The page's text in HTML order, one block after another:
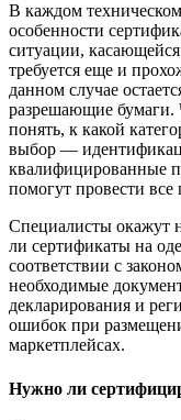
В каждом
особенности
ситуации,
требуется еще и
данном случае
разрешающие бумаги.
понять, к какой
выбор —
квалифицированные
помогут провести все
Специалисты окажут
ли сертификаты на
соответствии с
необходимые
декларирования и
ошибок при
маркетплейсах.
Нужно ли